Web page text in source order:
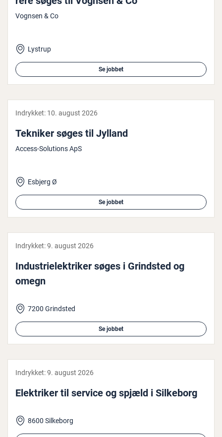
Vognsen & Co
Lystrup
Se jobbet
Indrykket: 10. august 2026
Tekniker søges til Jylland
Access-Solutions ApS
Esbjerg Ø
Se jobbet
Indrykket:9. august 2026
In­du­stri­elek­tri­ker søges i Grindsted og
omegn
7200 Grindsted
Se jobbet
Indrykket:9. august 2026
Elek­tri­ker til service og spjæld i Silkeborg
8600 Silkeborg